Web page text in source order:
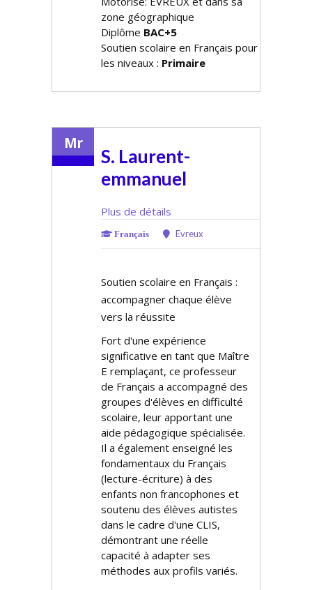
zone géographique
Diplôme BAC+5
Soutien scolaire en Français pour
les niveaux : Primaire
Mr
S. Laurent-
emmanuel
Plus de détails
Français Evreux
Soutien scolaire en Français :
accompagner chaque élève
vers la réussite
Fort d'une expérience
significative en tant que Maître
E remplaçant, ce professeur
de Français a accompagné des
groupes d'élèves en difficulté
scolaire, leur apportant une
aide pédagogique spécialisée.
Il a également enseigné les
fondamentaux du Français
(lecture-écriture) à des
enfants non francophones et
soutenu des élèves autistes
dans le cadre d'une CLIS,
démontrant une réelle
capacité à adapter ses
méthodes aux profils variés.